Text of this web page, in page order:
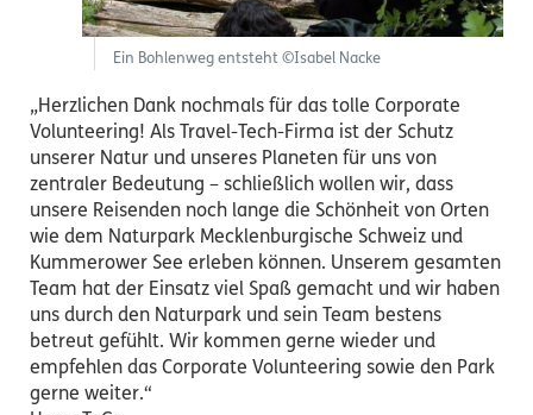
Ein Bohlenweg entsteht ©Isabel Nacke
„Herzlichen Dank nochmals für das tolle Corporate
Volunteering! Als Travel-Tech-Firma ist der Schutz
unserer Natur und unseres Planeten für uns von
zentraler Bedeutung – schließlich wollen wir, dass
unsere Reisenden noch lange die Schönheit von Orten
wie dem Naturpark Mecklenburgische Schweiz und
Kummerower See erleben können. Unserem gesamten
Team hat der Einsatz viel Spaß gemacht und wir haben
uns durch den Naturpark und sein Team bestens
betreut gefühlt. Wir kommen gerne wieder und
empfehlen das Corporate Volunteering sowie den Park
gerne weiter.“